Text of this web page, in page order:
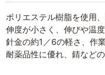
ポリエステル樹脂を使用
伸度が小さく、伸びや温
針金の約1／6の軽さ、作
耐薬品性に優れ、錆など